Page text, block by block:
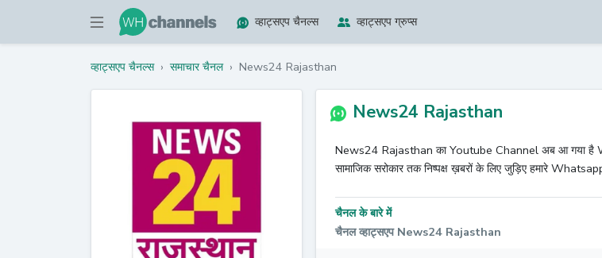
व्हाट्सएप चैनल्स व्हाट्सएप ग्रुप्स
व्हाट्सएप चैनल्स › समाचार चैनल › News24 Rajasthan
News24 Rajasthan
News24 Rajasthan का Youtube Channel अब आ गया है
सामाजिक सरोकार तक निष्पक्ष ख़बरों के लिए जुड़िए हमारे
चैनल के बारे में
चैनल व्हाट्सएप News24 Rajasthan